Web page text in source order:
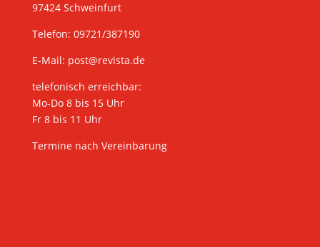
97424 Schweinfurt
Telefon: 09721/387190
E-Mail: post@revista.de
telefonisch erreichbar:
Mo-Do 8 bis 15 Uhr
Fr 8 bis 11 Uhr
Termine nach Vereinbarung